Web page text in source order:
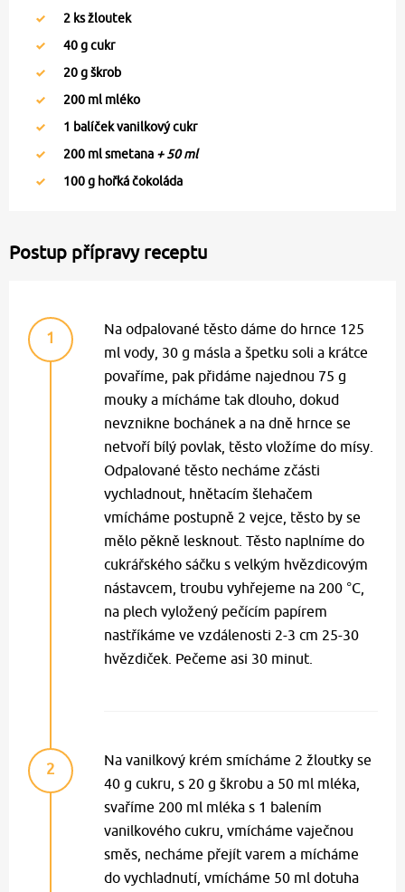
2 ks žloutek
40g cukr
20g škrob
200 ml mléko
1 balíček vanilkový cukr
200 ml smetana + 50 ml
100g hořká čokoláda
Postup přípravy receptu
1
Na odpalované těsto dáme do hrnce 125
ml vody, 30 g másla a špetku soli a krátce
povaříme, pak přidáme najednou 75 g
mouky a mícháme tak dlouho, dokud
nevznikne bochánek a na dně hrnce se
netvoří bílý povlak, těsto vložíme do mísy.
Odpalované těsto necháme zčásti
vychladnout, hnětacím šlehačem
vmícháme postupně 2 vejce, těsto by se
mělo pěkně lesknout. Těsto naplníme do
cukrářského sáčku s velkým hvězdicovým
nástavcem, troubu vyhřejeme na 200 °C,
na plech vyložený pečícím papírem
nastříkáme ve vzdálenosti 2-3 cm 25-30
hvězdiček. Pečeme asi 30 minut.
2
Na vanilkový krém smícháme 2 žloutky se
40 g cukru, s 20 g škrobu a 50 ml mléka,
svaříme 200 ml mléka s 1 balením
vanilkového cukru, vmícháme vaječnou
směs, necháme přejít varem a mícháme
do vychladnutí, vmícháme 50 ml dotuha